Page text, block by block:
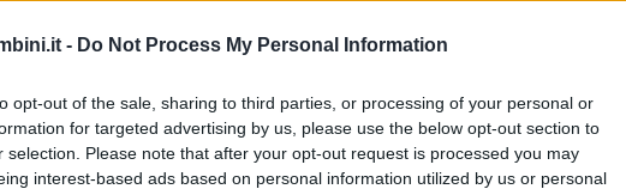
- Do Not Process My Personal Information
opt-out of the sale, sharing to third parties, or processing of your personal or
for targeted advertising by us, please use the below opt-out section to
selection. Please note that after your opt-out request is processed you may
interest-based ads based on personal information utilized by us or personal